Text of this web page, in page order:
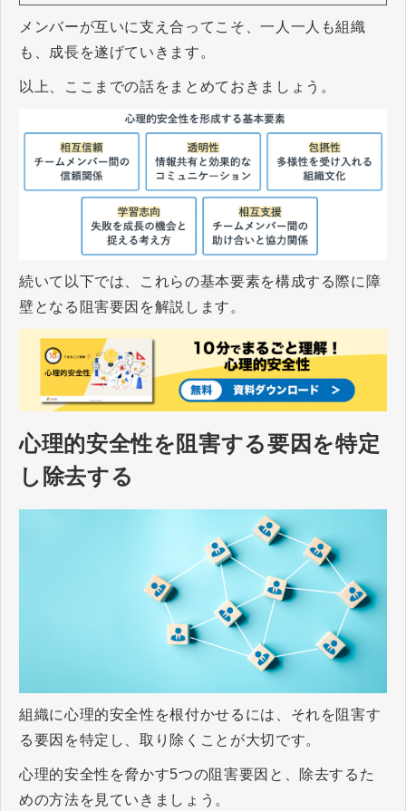
メンバーが互いに支え合ってこそ、一人一人も組織
も、成長を遂げていきます。
以上、ここまでの話をまとめておきましょう。
続いて以下では、これらの基本要素を構成する際に障
壁となる阻害要因を解説します。
心理的安全性を阻害する要因を特定
し除去する
組織に心理的安全性を根付かせるには、それを阻害す
る要因を特定し、取り除くことが大切です。
心理的安全性を脅かす5つの阻害要因と、除去するた
めの方法を見ていきましょう。